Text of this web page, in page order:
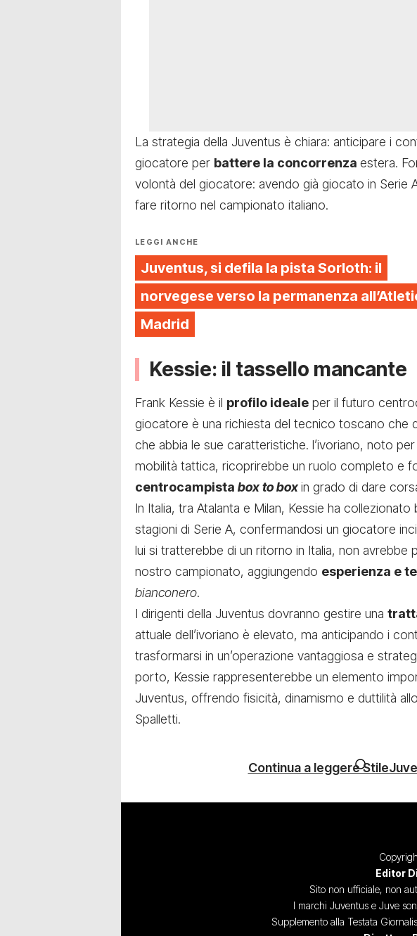
La strategia della Juventus è chiara: anticipare i
giocatore per battere la concorrenza estera.
volontà del giocatore: avendo già giocato in Serie
fare ritorno nel campionato italiano.
LEGGI ANCHE
Juventus, si defila la pista Sorloth: il
norvegese verso la permanenza
Madrid
Kessie: il tassello mancante
Frank Kessie è il profilo ideale per il futuro
giocatore è una richiesta del tecnico toscano che
che abbia le sue caratteristiche. l’ivoriano, noto
mobilità tattica, ricoprirebbe un ruolo completo e
centrocampista box to boxin grado di dare
In Italia, tra Atalanta e Milan, Kessie ha collezionato
stagioni di Serie A, confermandosi un giocatore
lui si tratterebbe di un ritorno in Italia, non avrebbe
nostro campionato, aggiungendo esperienza e
bianconero.
I dirigenti della Juventus dovranno gestire una
attuale dell’ivoriano è elevato, ma anticipando i
trasformarsi in un’operazione vantaggiosa e
porto, Kessie rappresenterebbe un elemento
Juventus, offrendo fisicità, dinamismo e duttilità
Spalletti.
Continua a leggere
Editor
Sito non ufficiale, non
I marchi Juventus e Juve
Supplemento alla Testata